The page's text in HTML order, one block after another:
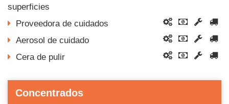
superficies
Proveedora de cuidados
Aerosol de cuidado
Cera de pulir
Concentrados